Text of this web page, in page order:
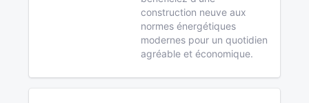
construction neuve aux
normes énergétiques
modernes pour un quotidien
agréable et économique.